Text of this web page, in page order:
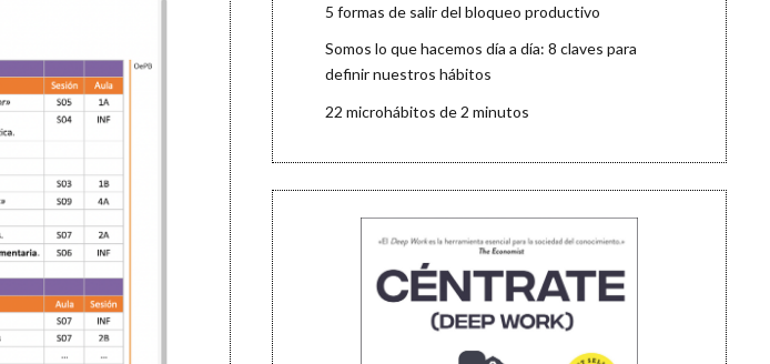
5 formas de salir del bloqueo productivo
Somos lo que hacemos día a día: 8 claves para
definir nuestros hábitos
22 microhábitos de 2 minutos